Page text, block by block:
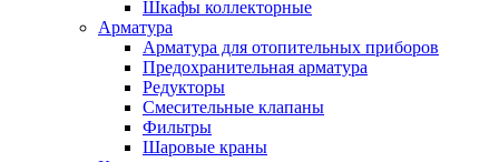
Шкафы коллекторные
Арматура
Арматура для отопительных приборов
Предохранительная арматура
Редукторы
Смесительные клапаны
Фильтры
Шаровые краны